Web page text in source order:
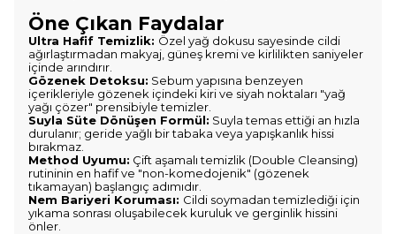
Öne Çıkan Faydalar
Ultra Hafif Temizlik: Özel yağ dokusu sayesinde cildi
ağırlaştırmadan makyaj, güneş kremi ve kirlilikten saniyeler
içinde arındırır.
Gözenek Detoksu: Sebum yapısına benzeyen
içerikleriyle gözenek içindeki kiri ve siyah noktaları "yağ
yağı çözer" prensibiyle temizler.
Suyla Süte Dönüşen Formül: Suyla temas ettiği an hızla
durulanır; geride yağlı bir tabaka veya yapışkanlık hissi
bırakmaz.
Method Uyumu: Çift aşamalı temizlik (Double Cleansing)
rutininin en hafif ve "non-komedojenik" (gözenek
tıkamayan) başlangıç adımıdır.
Nem Bariyeri Koruması: Cildi soymadan temizlediği için
yıkama sonrası oluşabilecek kuruluk ve gerginlik hissini
önler.